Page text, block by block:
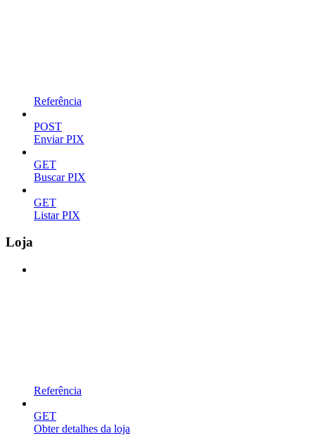
Referência
POST
Enviar PIX
GET
Buscar PIX
GET
Listar PIX
Loja
Referência
GET
Obter detalhes da loja